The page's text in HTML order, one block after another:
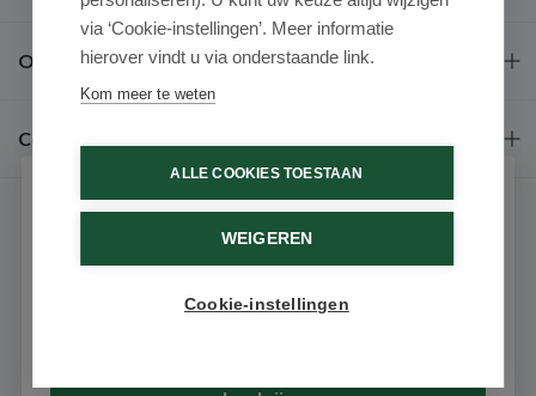
Over ons
Contact
9.6 / 10 (531 beoordelingen)
via ‘Cookie-instellingen’. Meer informatie
hierover vindt u via onderstaande link.
Kom meer te weten
ALLE COOKIES TOESTAAN
WEIGEREN
Cookie-instellingen
Schrijf je in voor onze nieuwsbrief
Ontvang als eerste de beste aanbiedingen en persoonlijk
advies